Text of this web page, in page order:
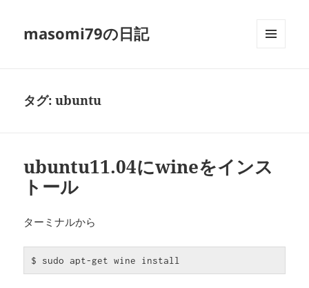
masomi79の日記
タグ:ubuntu
ubuntu11.04にwineをインス
トール
ターミナルから
$ sudo apt-get wine install